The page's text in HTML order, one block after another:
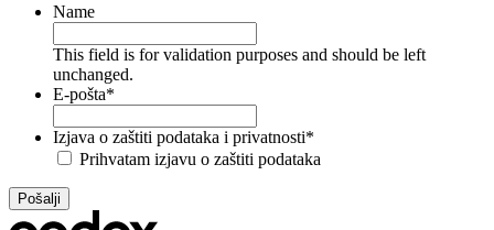
Name
This field is for validation purposes and should be left
unchanged.
E-pošta*
Izjava o zaštiti podataka i privatnosti*
Prihvatam izjavu o zaštiti podataka